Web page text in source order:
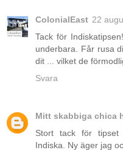
ColonialEast 22
Tack för
underbara. Får rusa
dit ... vilket de
Svara
Mitt skabbiga chica
Stort tack för tipset
Indiska. Ny äger jag